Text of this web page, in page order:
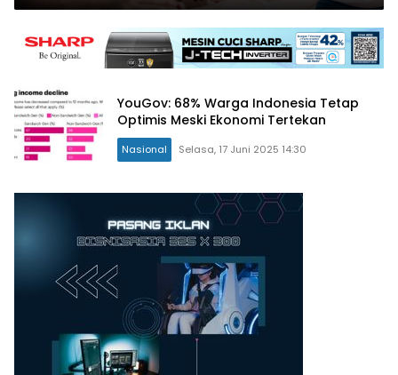
YouGov: 68% Warga Indonesia Tetap
Optimis Meski Ekonomi Tertekan
Nasional Selasa, 17 Juni 2025 14:30